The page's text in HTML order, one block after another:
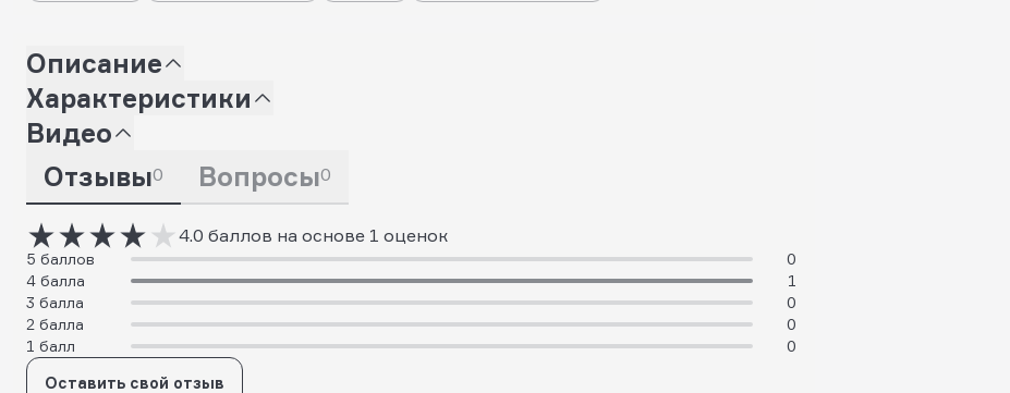
Описание
Характеристики
Видео
Отзывы0 Вопросы0
4.0 баллов на основе 1 оценок
5 баллов
0
4 балла
1
3 балла
0
2 балла
0
1 балл
0
Оставить свой отзыв